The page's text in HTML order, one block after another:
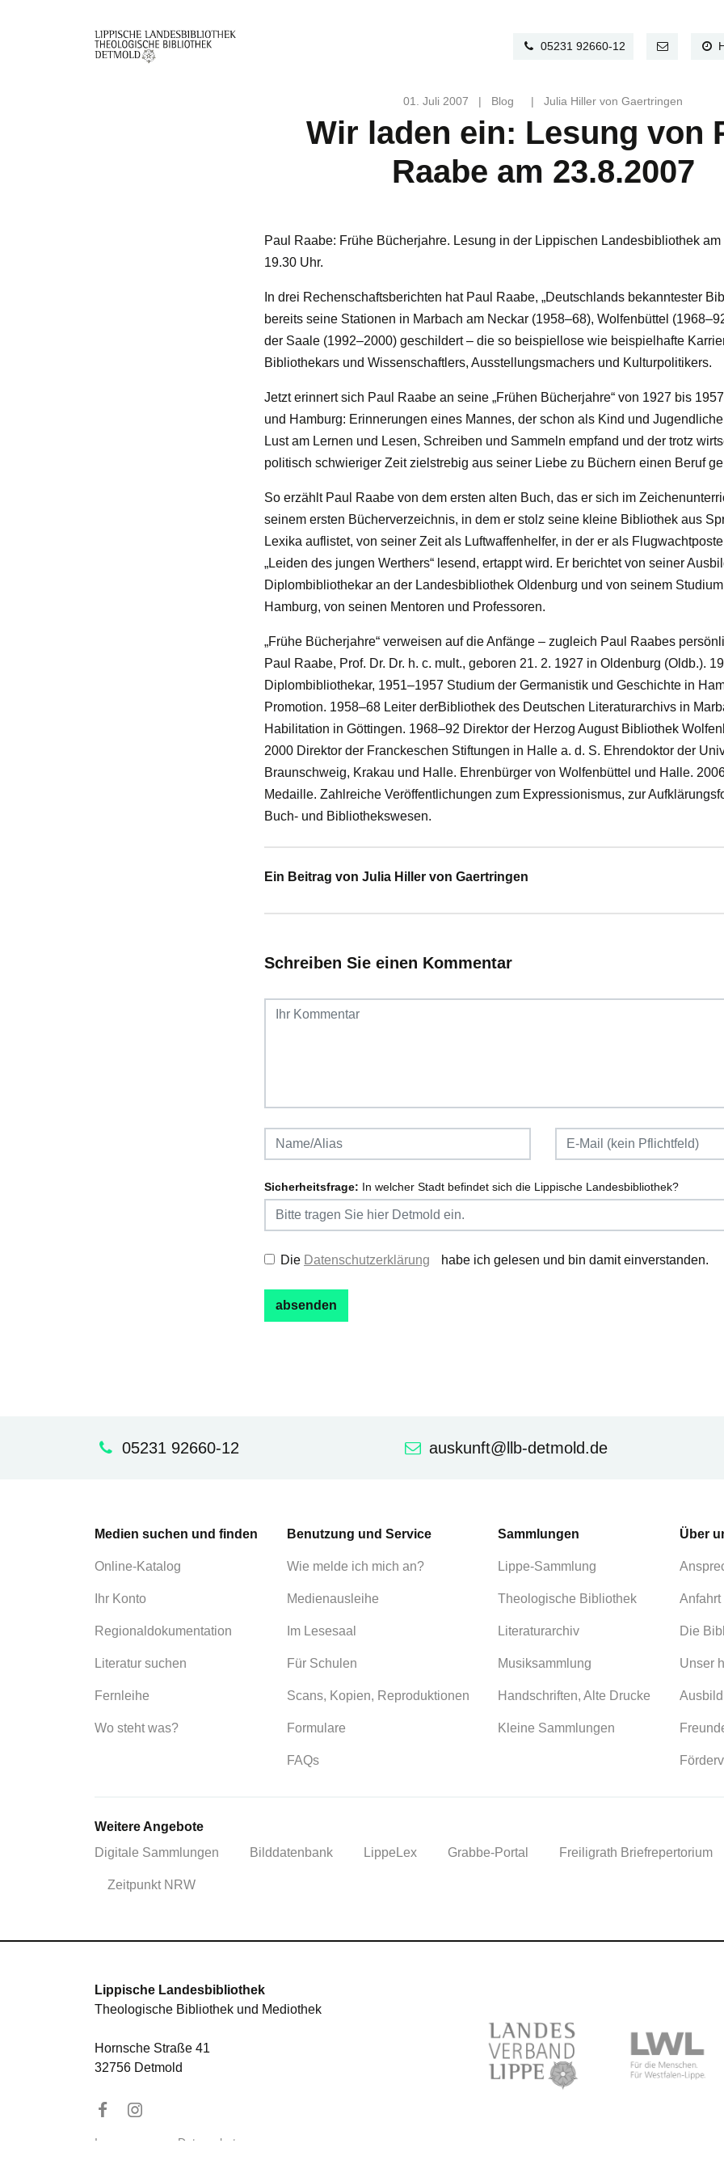
05231 92660-12
01. Juli 2007 | Blog | Julia Hiller von Gaertringen
Wir laden ein: Lesung von
Raabe am 23.8.2007
Paul Raabe: Frühe Bücherjahre. Lesung in der Lippischen Landesbibliothek am
19.30 Uhr.
In drei Rechenschaftsberichten hat Paul Raabe, „Deutschlands bekanntester
bereits seine Stationen in Marbach am Neckar (1958–68), Wolfenbüttel
der Saale (1992–2000) geschildert – die so beispiellose wie beispielhafte
Bibliothekars und Wissenschaftlers, Ausstellungsmachers und Kulturpolitikers.
Jetzt erinnert sich Paul Raabe an seine „Frühen Bücherjahre“ von 1927 bis
und Hamburg: Erinnerungen eines Mannes, der schon als Kind und
Lust am Lernen und Lesen, Schreiben und Sammeln empfand und der trotz
politisch schwieriger Zeit zielstrebig aus seiner Liebe zu Büchern einen Beruf
So erzählt Paul Raabe von dem ersten alten Buch, das er sich im
seinem ersten Bücherverzeichnis, in dem er stolz seine kleine Bibliothek aus
Lexika auflistet, von seiner Zeit als Luftwaffenhelfer, in der er als
„Leiden des jungen Werthers“ lesend, ertappt wird. Er berichtet von seiner
Diplombibliothekar an der Landesbibliothek Oldenburg und von seinem
Hamburg, von seinen Mentoren und Professoren.
„Frühe Bücherjahre“ verweisen auf die Anfänge – zugleich Paul Raabes
Paul Raabe, Prof. Dr. Dr. h. c. mult., geboren 21. 2. 1927 in Oldenburg (Oldb.).
Diplombibliothekar, 1951–1957 Studium der Germanistik und Geschichte in
Promotion. 1958–68 Leiter derBibliothek des Deutschen Literaturarchivs in
Habilitation in Göttingen. 1968–92 Direktor der Herzog August Bibliothek
2000 Direktor der Franckeschen Stiftungen in Halle a. d. S. Ehrendoktor der
Braunschweig, Krakau und Halle. Ehrenbürger von Wolfenbüttel und Halle.
Medaille. Zahlreiche Veröffentlichungen zum Expressionismus, zur
Buch- und Bibliothekswesen.
Ein Beitrag von Julia Hiller von Gaertringen
Schreiben Sie einen Kommentar
Sicherheitsfrage: In welcher Stadt befindet sich die Lippische Landesbibliothek?
Die Datenschutzerklärung habe ich gelesen und bin damit einverstanden.
05231 92660-12 auskunft@llb-detmold.de
Medien suchen und finden
Online-Katalog
Ihr Konto
Regionaldokumentation
Literatur suchen
Fernleihe
Wo steht was?
Benutzung und Service
Wie melde ich mich an?
Medienausleihe
Im Lesesaal
Für Schulen
Scans, Kopien, Reproduktionen
Formulare
FAQs
Sammlungen
Lippe-Sammlung
Theologische Bibliothek
Literaturarchiv
Musiksammlung
Handschriften, Alte Drucke
Kleine Sammlungen
Über
Anfahrt
Die
Unser
Weitere Angebote
Digitale Sammlungen
Bilddatenbank LippeLex Grabbe-Portal Freiligrath Briefrepertorium
Zeitpunkt NRW
Lippische Landesbibliothek
Theologische Bibliothek und Mediothek
Hornsche Straße 41
32756 Detmold
Impressum Datenschutz